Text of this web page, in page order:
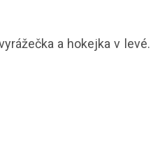
a hokejka v